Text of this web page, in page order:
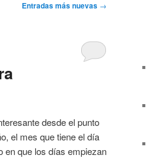
Entradas más nuevas →
desde el punto
el mes que tiene el día
en que los días empiezan